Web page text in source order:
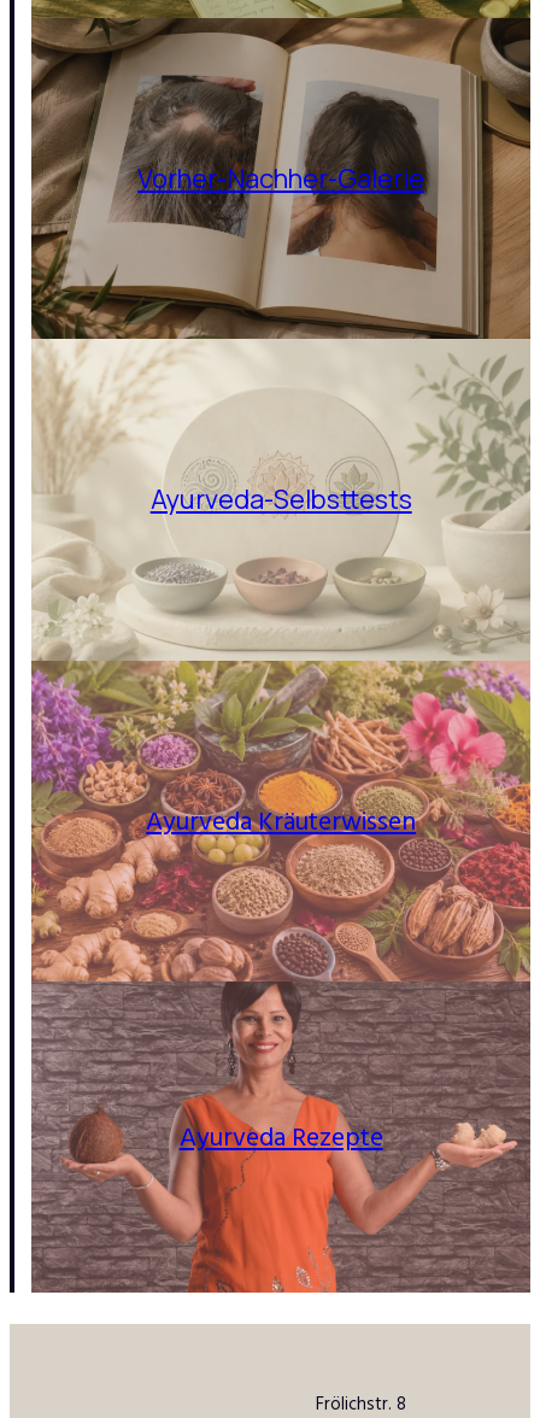
Vorher-Nachher-Galerie
Ayurveda-Selbsttests
Ayurveda Kräuterwissen
Ayurveda Rezepte
Frölichstr. 8